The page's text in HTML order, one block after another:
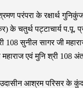
परंपरा के रक्षार्थ
के चतुर्थ पट्टाचार्य प.पू.
108 सुनील सागर जी
एवं मुनि श्री 108
उदासीन आश्रम परिसर के